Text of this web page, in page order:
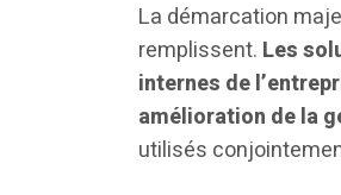
La démarcation
remplissent. Les
internes de
amélioration de la
utilisés